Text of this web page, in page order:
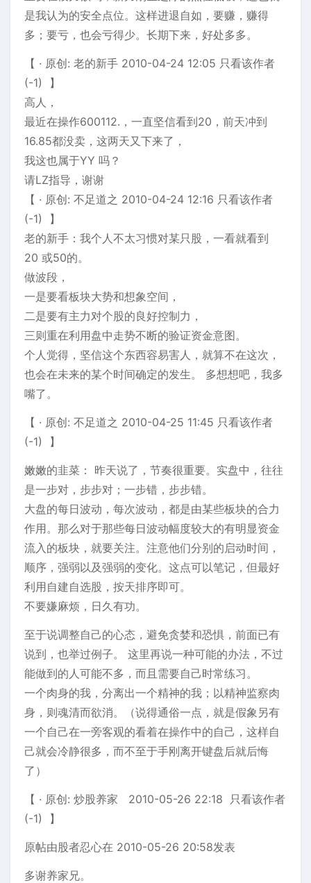
是我认为的安全点位。这样进退自如，要赚，赚得
多；要亏，也会亏得少。长期下来，好处多多。
【 · 原创: 老的新手 2010-04-24 12:05 只看该作者
(-1) 】
高人，
最近在操作600112.，一直坚信看到20，前天冲到
16.85都没卖，这两天又下来了，
我这也属于YY 吗？
请LZ指导，谢谢
【 · 原创: 不足道之 2010-04-24 12:16 只看该作者
(-1) 】
老的新手：我个人不太习惯对某只股，一看就看到
20 或50的。
做波段，
一是要看板块大势和想象空间，
二是要有主力对个股的良好控制力，
三则重在利用盘中走势不断的验证资金意图。
个人觉得，坚信这个东西容易害人，就算不在这次，
也会在未来的某个时间确定的发生。 多想想吧，我多
嘴了。
【 · 原创: 不足道之 2010-04-25 11:45 只看该作者
(-1) 】
嫩嫩的韭菜： 昨天说了，节奏很重要。实盘中，往往
是一步对，步步对；一步错，步步错。
大盘的每日波动，每次波动，都是由某些板块的合力
作用。那么对于那些每日波动幅度较大的有明显资金
流入的板块，就要关注。注意他们分别的启动时间，
顺序，强弱以及强弱的变化。这点可以笔记，但最好
利用自建自选股，按天排序即可。
不要嫌麻烦，日久有功。
至于说调整自己的心态，避免贪婪和恐惧，前面已有
说到，也举过例子。 这里再说一种可能的办法，不过
能做到的人可能不多，而且需要自己时常练习。
一个肉身的我，分离出一个精神的我；以精神监察肉
身，则魂清而欲消。（说得通俗一点，就是假象另有
一个自己在一旁客观的看着在操作中的自己，这样自
己就会冷静很多，而不至于手刚离开键盘后就后悔
了）
【 · 原创: 炒股养家 2010-05-26 22:18 只看该作者
(-1) 】
原帖由股者忍心在 2010-05-26 20:58发表
多谢养家兄。